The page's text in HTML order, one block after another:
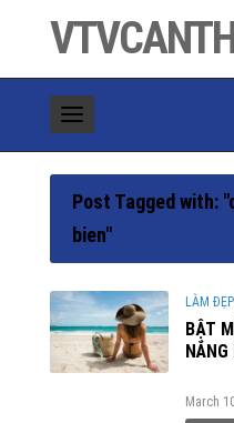
Post Tagged with:
bien"
LÀM ĐẸP
BẬT
March